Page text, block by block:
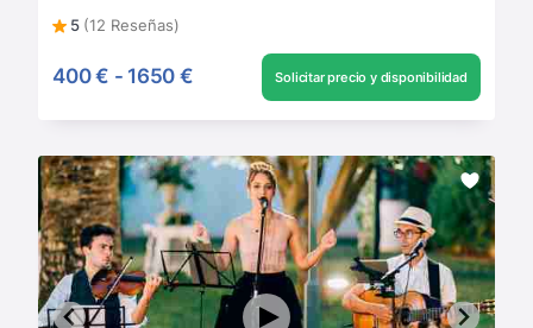
5 (12 Reseñas)
400 € - 1650 € Solicitar precio y disponibilidad